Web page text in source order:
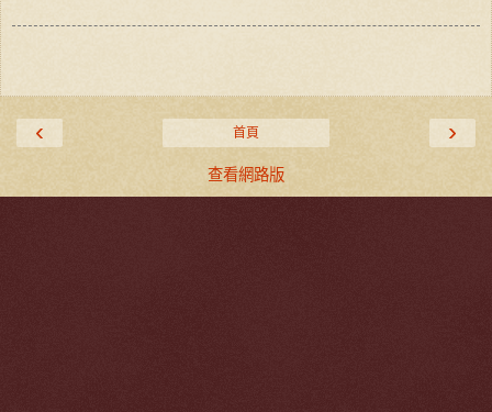
‹ ›
首頁
查看網路版